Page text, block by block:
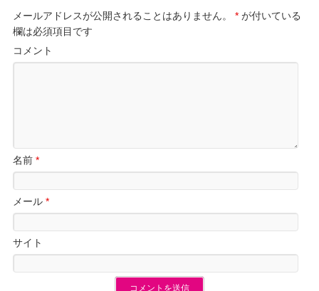
メールアドレスが公開されることはありません。 * が付いている
欄は必須項目です
コメント
名前*
メール*
サイト